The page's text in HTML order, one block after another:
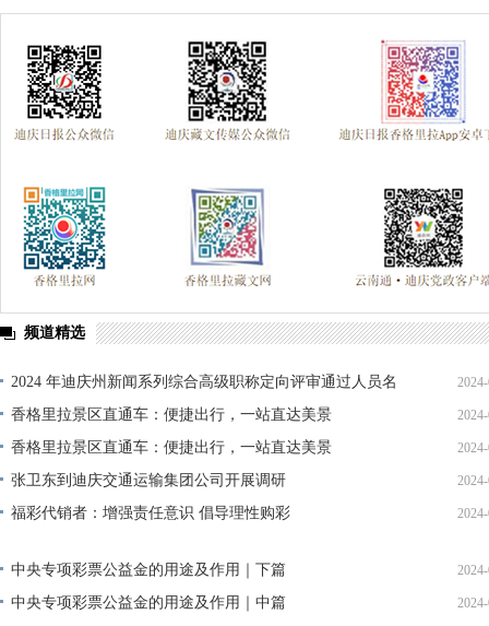
频道精选
2024 年迪庆州新闻系列综合高级职称定向评审通过人员名
单公示
香格里拉景区直通车：便捷出行，一站直达美景
香格里拉景区直通车：便捷出行，一站直达美景
张卫东到迪庆交通运输集团公司开展调研
福彩代销者：增强责任意识 倡导理性购彩
中央专项彩票公益金的用途及作用｜下篇
中央专项彩票公益金的用途及作用｜中篇